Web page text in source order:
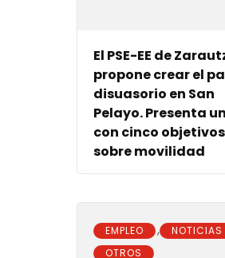
El PSE-EE de
propone crear el
disuasorio en San
Pelayo. Presenta
con cinco objetivos
sobre movilidad
EMPLEO , NOTICIAS
OTROS